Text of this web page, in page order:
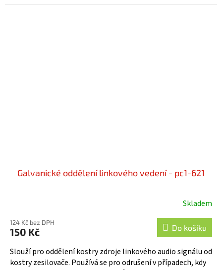
Galvanické oddělení linkového vedení - pc1-621
Skladem
124 Kč bez DPH
150 Kč Do košíku
Slouží pro oddělení kostry zdroje linkového audio signálu od
kostry zesilovače. Používá se pro odrušení v případech, kdy